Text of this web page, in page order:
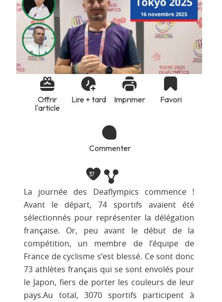
Offrir
l'article
Lire + tard Imprimer Favori
Commenter
37
La journée des Deaflympics commence !
Avant le départ, 74 sportifs avaient été
sélectionnés pour représenter la délégation
française. Or, peu avant le début de la
compétition, un membre de l’équipe de
France de cyclisme s’est blessé. Ce sont donc
73 athlètes français qui se sont envolés pour
le Japon, fiers de porter les couleurs de leur
pays.Au total, 3070 sportifs participent à